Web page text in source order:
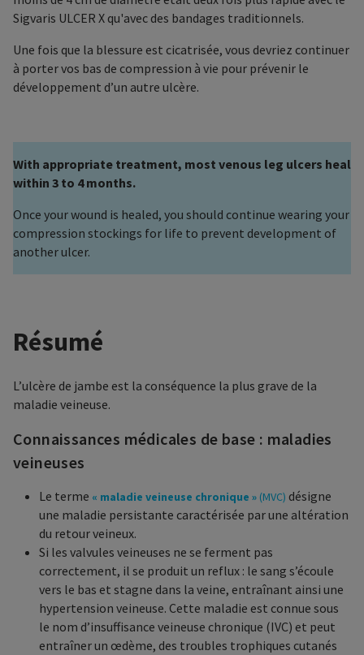
Sigvaris ULCER X qu'avec des bandages traditionnels.
Une fois que la blessure est cicatrisée, vous devriez continuer
à porter vos bas de compression à vie pour prévenir le
développement d’un autre ulcère.
With appropriate treatment, most venous leg ulcers heal
within 3 to 4 months.
Once your wound is healed, you should continue wearing your
compression stockings for life to prevent development of
another ulcer.
Résumé
L’ulcère de jambe est la conséquence la plus grave de la
maladie veineuse.
Connaissances médicales de base : maladies
veineuses
Le terme « maladie veineuse chronique » (MVC) désigne
une maladie persistante caractérisée par une altération
du retour veineux.
Si les valvules veineuses ne se ferment pas
correctement, il se produit un reflux : le sang s’écoule
vers le bas et stagne dans la veine, entraînant ainsi une
hypertension veineuse. Cette maladie est connue sous
le nom d’insuffisance veineuse chronique (IVC) et peut
entraîner un œdème, des troubles trophiques cutanés